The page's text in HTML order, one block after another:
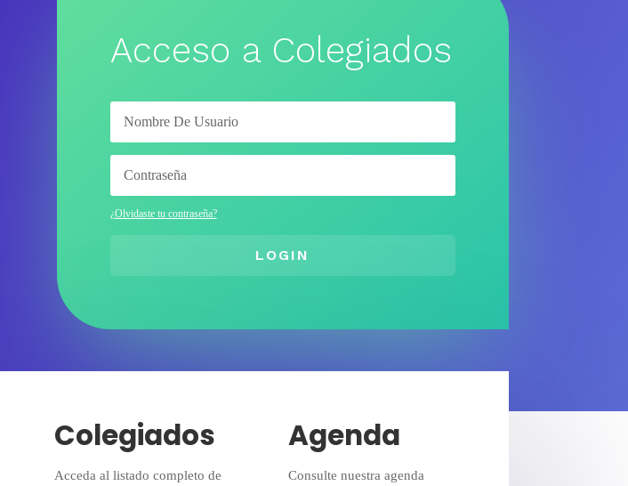
Acceso a Colegiados
¿Olvidaste tu contraseña?
LOGIN
Colegiados
Acceda al listado completo de
Agenda
Consulte nuestra agenda